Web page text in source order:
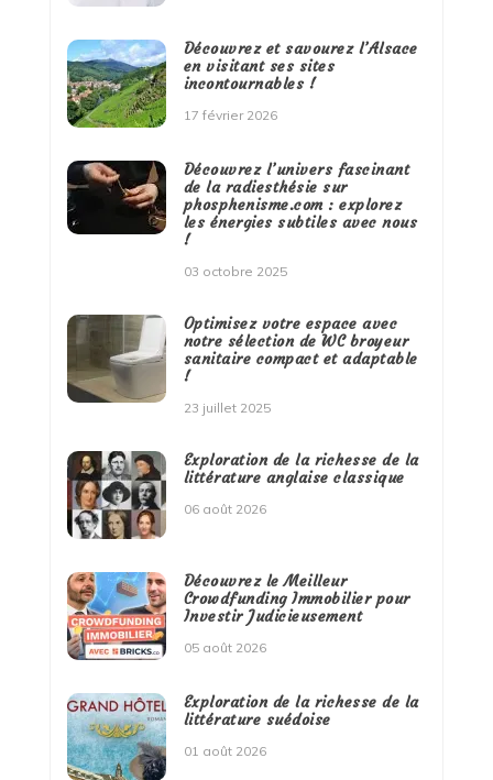
Découvrez et savourez l’Alsace
en visitant ses sites
incontournables !
17 février 2026
Découvrez l’univers fascinant
de la radiesthésie sur
phosphenisme.com : explorez
les énergies subtiles avec nous
!
03 octobre 2025
Optimisez votre espace avec
notre sélection de WC broyeur
sanitaire compact et adaptable
!
23 juillet 2025
Exploration de la richesse de la
littérature anglaise classique
06 août 2026
Découvrez le Meilleur
Crowdfunding Immobilier pour
Investir Judicieusement
05 août 2026
Exploration de la richesse de la
littérature suédoise
01 août 2026